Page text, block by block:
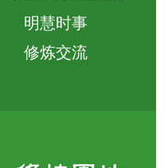
明慧时事
修炼交流